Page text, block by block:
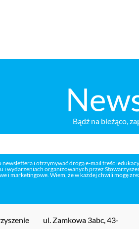
Bądź na bieżąco,
newslettera i otrzymywać drogą e-mail treści
i wydarzeniach organizowanych przez
i marketingowe. Wiem, że w każdej chwili mogę
ul. Zamkowa 3abc, 43-